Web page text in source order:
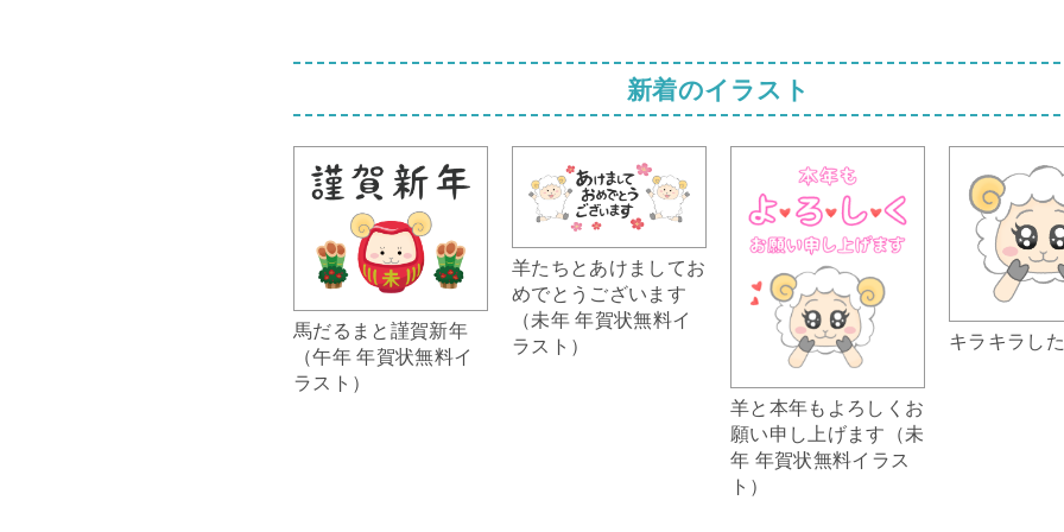
新着のイラスト
馬だるまと謹賀新年
（午年 年賀状無料イ
ラスト）
羊たちとあけましてお
めでとうございます
（未年 年賀状無料イ
ラスト）
羊と本年もよろしくお
願い申し上げます（未
年 年賀状無料イラス
ト）
キラキラし